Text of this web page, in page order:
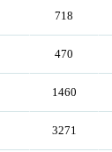
718
470
1460
3271